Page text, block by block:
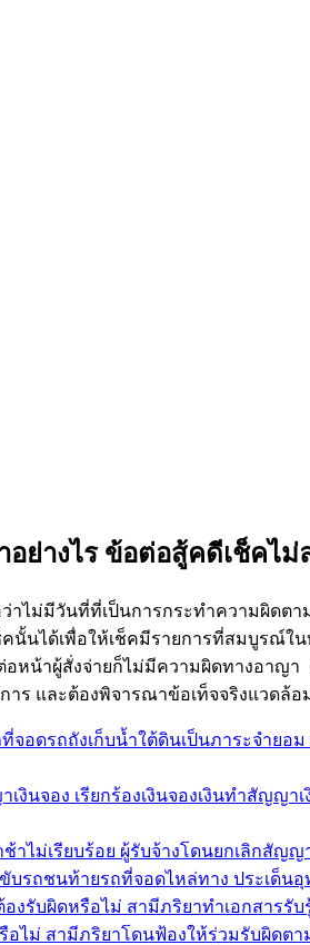
อย่างไร ข้อต่อสู้คดีเช็ค
วันที่ที่เป็นการกระทำความผิดตา
นได้เพื่อให้เช็คมีรายการที่สมบูรณ์
หน้าผู้สั่งจ่ายก็ไม่มีความผิดทางอา
าร และต้องพิจารณาข้อเท็จจริงแวดล้
อดรถถังเก็บน้ำใต้ดินเป็นภาระจำย
นจอง เรียกร้องเงินจองเงินทำสัญญ
ไม่เรียบร้อย ผู้รับจ้างโดนยกเลิกสัญ
บรถชนท้ายรถที่จอดไหล่ทาง ประเด็
รับผิดหรือไม่ สามีภริยาทำเอกสารรั
ม่ สามีภริยาโดนฟ้องให้ร่วมรับผิดต